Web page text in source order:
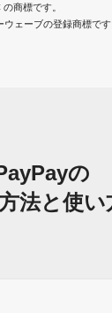
商標です。
ェーブの登録商標です
の
法と使い